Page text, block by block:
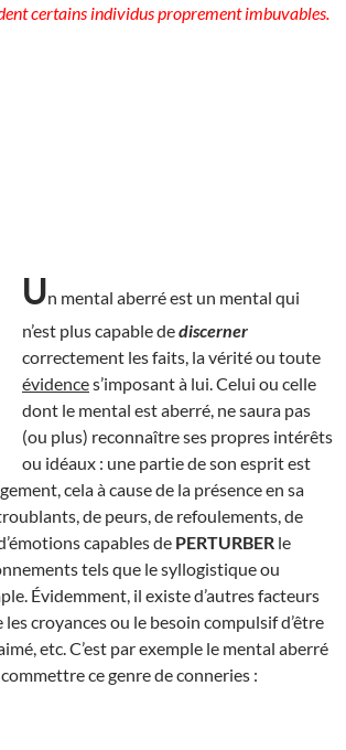
certains individus proprement imbuvables.
Un mental aberré est un mental qui
n’est plus capable dediscerner
correctement les faits, la vérité ou toute
évidences’imposant à lui. Celui ou celle
dont le mental est aberré, ne saura pas
(ou plus) reconnaître ses propres intérêts
ou idéaux : une partie de son esprit est
cela à cause de la présence en sa
de peurs, de refoulements, de
capables de PERTURBER le
tels que le syllogistique ou
Évidemment, il existe d’autres facteurs
croyances ou le besoin compulsif d’être
etc. C’est par exemple le mental aberré
ce genre de conneries :